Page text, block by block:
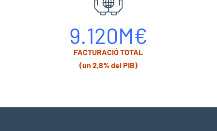
9.120M€
FACTURACIÓ TOTAL
(un 2,8% del PIB)